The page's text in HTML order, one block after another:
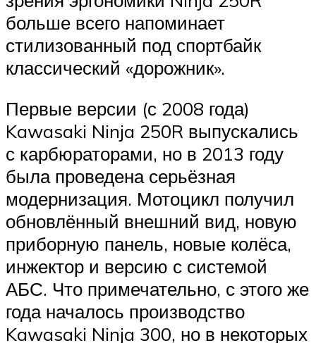
больше всего напоминает
стилизованный под спортбайк
классический «дорожник».
Первые версии (с 2008 года)
Kawasaki Ninja 250R выпускались
с карбюраторами, но в 2013 году
была проведена серьёзная
модернизация. Мотоцикл получил
обновлённый внешний вид, новую
приборную панель, новые колёса,
инжектор и версию с системой
АБС. Что примечательно, с этого же
года началось производство
Kawasaki Ninja 300, но в некоторых